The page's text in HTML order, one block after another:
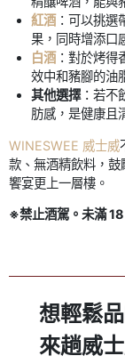
紅酒：可以挑選
果，同時增添口
白酒：對於烤得
效中和豬腳的油
其他選擇：若不
肪感，是健康且
WINESWEE 威士威
款、無酒精飲料，
饗宴更上一層樓。
※禁止酒駕。未滿 18
想輕鬆
來趟威